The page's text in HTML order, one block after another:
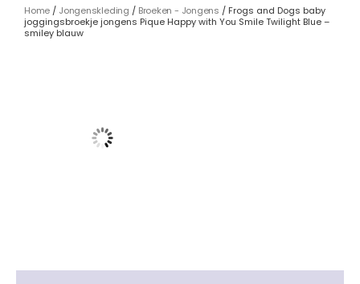
Home / Jongenskleding / Broeken - Jongens / Frogs and Dogs baby
joggingsbroekje jongens Pique Happy with You Smile Twilight Blue –
smiley blauw